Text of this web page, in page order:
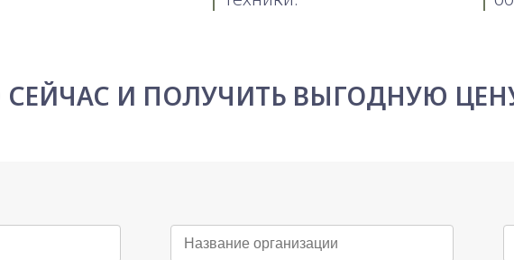
СЕЙЧАС И ПОЛУЧИТЬ ВЫГОДНУЮ